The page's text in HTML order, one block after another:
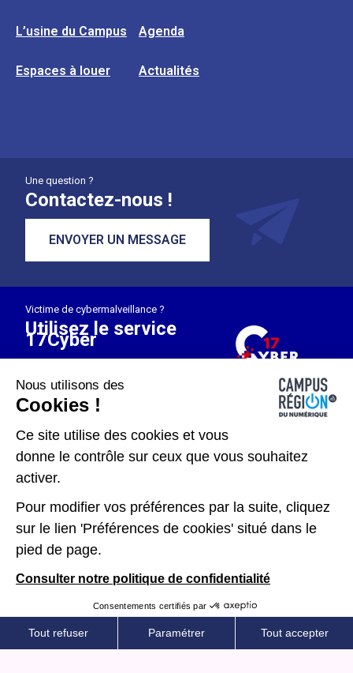
L’usine du Campus Agenda
Espaces à louer Actualités
Une question ?
Contactez-nous !
ENVOYER UN MESSAGE
Victime de cybermalveillance ?
Utilisez le service
17Cyber
ACCÉDER AU MODULE
D'ASSISTANCE
Plan du site Mentions légales
Données personnelles
Gérer les cookies
Kit de communication
Nous utilisons des
Cookies !
Ce site utilise des cookies et vous
donne le contrôle sur ceux que vous souhaitez
activer.
Pour modifier vos préférences par la suite, cliquez
sur le lien 'Préférences de cookies' situé dans le
pied de page.
Consulter notre politique de confidentialité
Consentements certifiés par
Tout refuser Paramétrer Tout accepter